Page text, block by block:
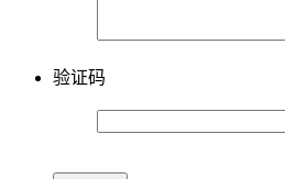
验证码